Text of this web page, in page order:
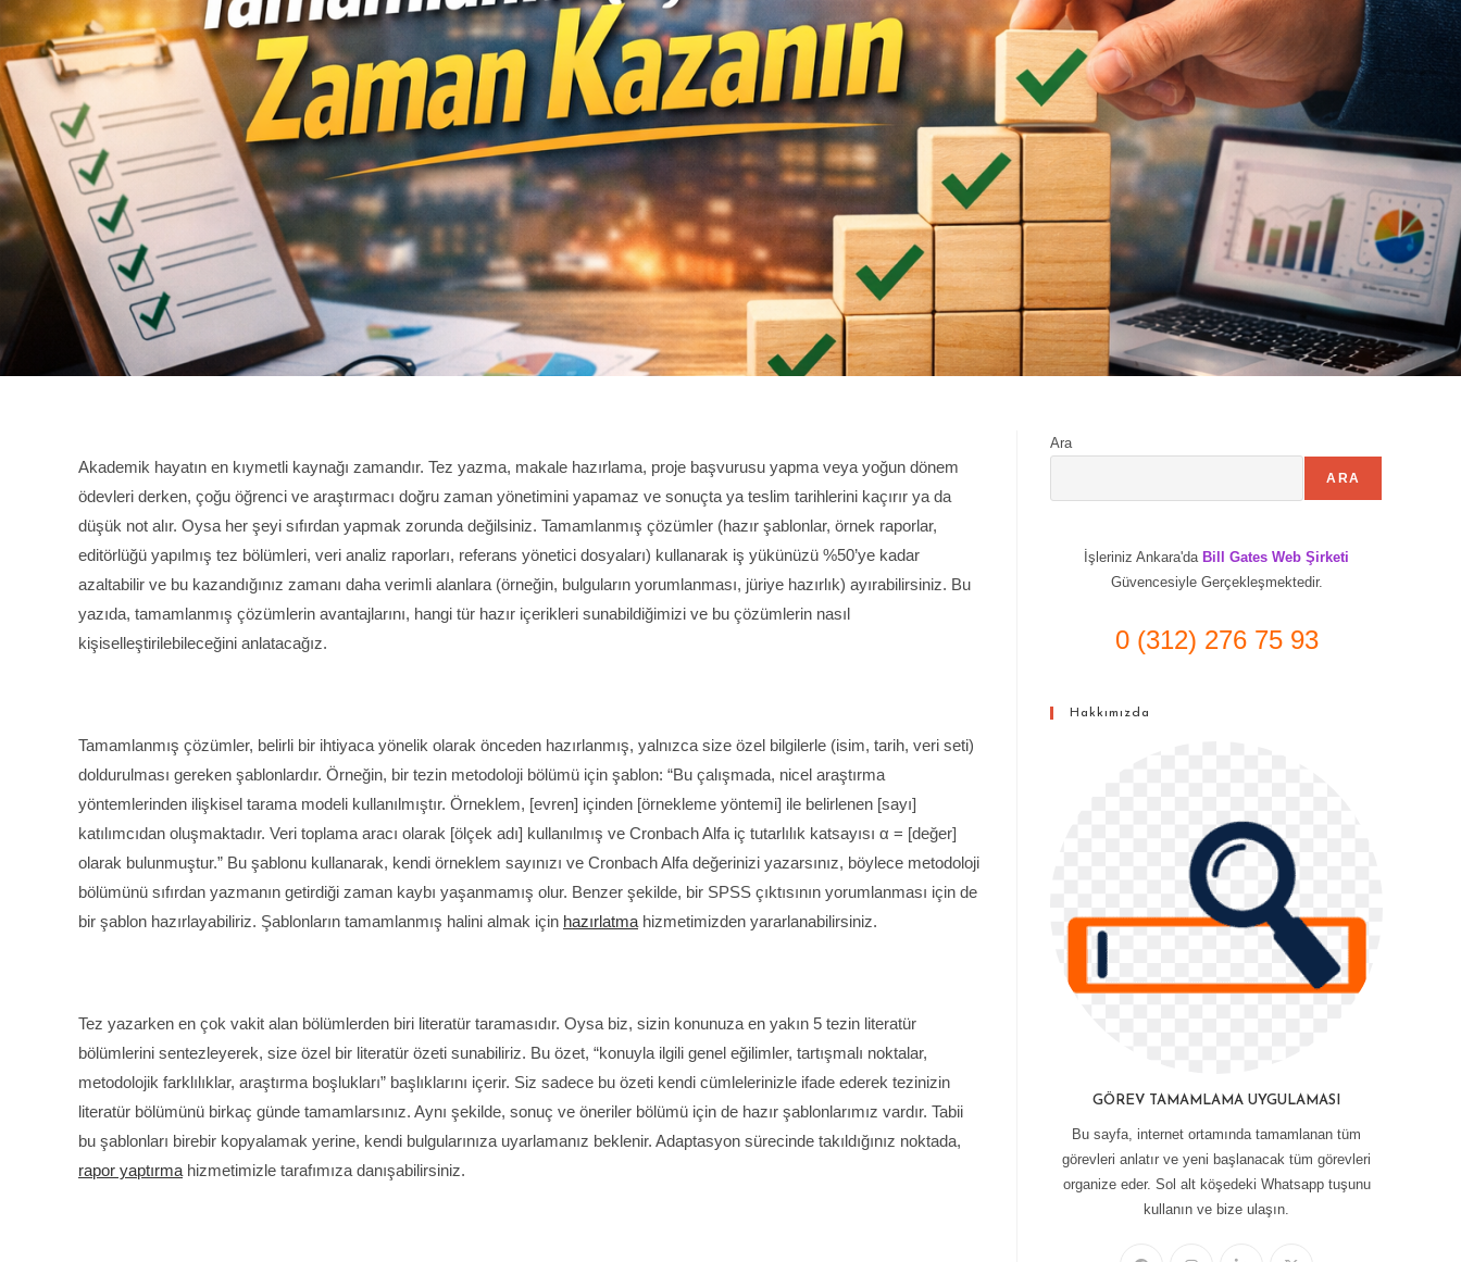
Akademik hayatın en kıymetli kaynağı zamandır. Tez yazma, makale hazırlama, proje başvurusu yapma veya yoğun dönem
ödevleri derken, çoğu öğrenci ve araştırmacı doğru zaman yönetimini yapamaz ve sonuçta ya teslim tarihlerini kaçırır ya da
düşük not alır. Oysa her şeyi sıfırdan yapmak zorunda değilsiniz. Tamamlanmış çözümler (hazır şablonlar, örnek raporlar,
editörlüğü yapılmış tez bölümleri, veri analiz raporları, referans yönetici dosyaları) kullanarak iş yükünüzü %50’ye kadar
azaltabilir ve bu kazandığınız zamanı daha verimli alanlara (örneğin, bulguların yorumlanması, jüriye hazırlık) ayırabilirsiniz. Bu
yazıda, tamamlanmış çözümlerin avantajlarını, hangi tür hazır içerikleri sunabildiğimizi ve bu çözümlerin nasıl
kişiselleştirilebileceğini anlatacağız.
Tamamlanmış çözümler, belirli bir ihtiyaca yönelik olarak önceden hazırlanmış, yalnızca size özel bilgilerle (isim, tarih, veri seti)
doldurulması gereken şablonlardır. Örneğin, bir tezin metodoloji bölümü için şablon: “Bu çalışmada, nicel araştırma
yöntemlerinden ilişkisel tarama modeli kullanılmıştır. Örneklem, [evren] içinden [örnekleme yöntemi] ile belirlenen [sayı]
katılımcıdan oluşmaktadır. Veri toplama aracı olarak [ölçek adı] kullanılmış ve Cronbach Alfa iç tutarlılık katsayısı α = [değer]
olarak bulunmuştur.” Bu şablonu kullanarak, kendi örneklem sayınızı ve Cronbach Alfa değerinizi yazarsınız, böylece metodoloji
bölümünü sıfırdan yazmanın getirdiği zaman kaybı yaşanmamış olur. Benzer şekilde, bir SPSS çıktısının yorumlanması için de
bir şablon hazırlayabiliriz. Şablonların tamamlanmış halini almak için hazırlatma hizmetimizden yararlanabilirsiniz.
Tez yazarken en çok vakit alan bölümlerden biri literatür taramasıdır. Oysa biz, sizin konunuza en yakın 5 tezin literatür
bölümlerini sentezleyerek, size özel bir literatür özeti sunabiliriz. Bu özet, “konuyla ilgili genel eğilimler, tartışmalı noktalar,
metodolojik farklılıklar, araştırma boşlukları” başlıklarını içerir. Siz sadece bu özeti kendi cümlelerinizle ifade ederek tezinizin
literatür bölümünü birkaç günde tamamlarsınız. Aynı şekilde, sonuç ve öneriler bölümü için de hazır şablonlarımız vardır. Tabii
bu şablonları birebir kopyalamak yerine, kendi bulgularınıza uyarlamanız beklenir. Adaptasyon sürecinde takıldığınız noktada,
rapor yaptırma hizmetimizle tarafımıza danışabilirsiniz.
Ara
ARA
İşleriniz Ankara'da Bill Gates Web Şirketi
Güvencesiyle Gerçekleşmektedir.
0 (312) 276 75 93
Hakkımızda
GÖREV TAMAMLAMA UYGULAMASI
Bu sayfa, internet ortamında tamamlanan tüm
görevleri anlatır ve yeni başlanacak tüm görevleri
organize eder. Sol alt köşedeki Whatsapp tuşunu
kullanın ve bize ulaşın.